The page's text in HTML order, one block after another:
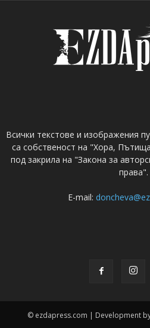
Всички текстове и изображения
са собственост на "Хора,
под закрила на "Закона за
права".
E-mail:
© ezdapress.com | Development